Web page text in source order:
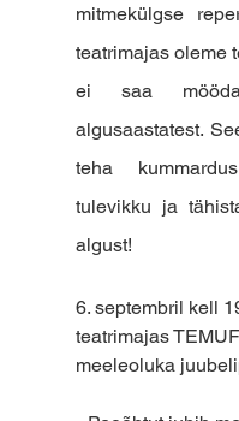
mitmekülgse
teatrimajas oleme
ei saa
algusaastatest.
teha
tulevikku ja
algust!
6. septembril kell
teatrimajas
meeleoluka